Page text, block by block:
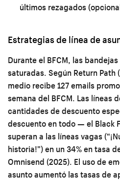
últimos rezagados
Estrategias de línea de
Durante el BFCM, las
saturadas. Según Return Path
medio recibe 127 emails
semana del BFCM. Las líneas
cantidades de descuento
descuento en todo — el Black
superan a las líneas vagas
historia!”) en un 34% en tasa
Omnisend (2025). El uso de
asunto aumentó las tasas de